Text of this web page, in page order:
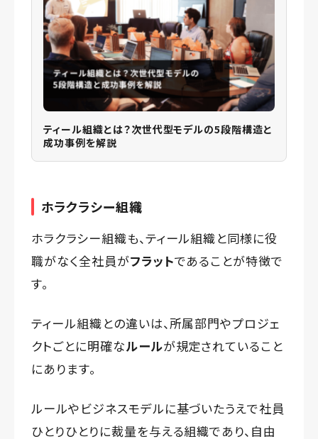
ティール組織とは？次世代型モデルの5段階構造と
成功事例を解説
ホラクラシー組織
ホラクラシー組織も、ティール組織と同様に役
職がなく全社員がフラットであることが特徴で
す。
ティール組織との違いは、所属部門やプロジェ
クトごとに明確なルールが規定されていること
にあります。
ルールやビジネスモデルに基づいたうえで社員
ひとりひとりに裁量を与える組織であり、自由